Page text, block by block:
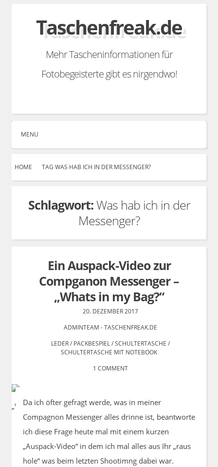
Taschenfreak.de
Mehr Tascheninformationen für
Fotobegeisterte gibt es nirgendwo!
MENU
HOME TAG WAS HAB ICH IN DER MESSENGER?
Schlagwort:Was hab ich in der
Messenger?
Ein Auspack-Video zur
Compganon Messenger –
„Whats in my Bag?“
20. DEZEMBER 2017
ADMINTEAM - TASCHENFREAK.DE
LEDER/ PACKBESPIEL/SCHULTERTASCHE /
SCHULTERTASCHE MIT NOTEBOOK
1 COMMENT
Da ich öfter gefragt werde, was in meiner
Compagnon Messenger alles drinne ist, beantworte
ich diese Frage heute mal mit einem kurzen
„Auspack-Video“ in dem ich mal alles aus Ihr „raus
hole“ was beim letzten Shootimng dabei war.